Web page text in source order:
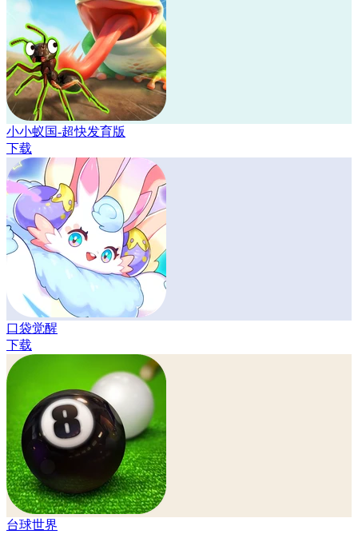
小小蚁国-超快发育版
下载
口袋觉醒
下载
台球世界